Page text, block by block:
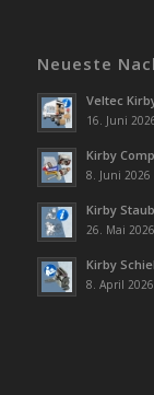
Neueste
Veltec
16. Juni
Kirby
8. Juni 2026
Kirby
26. Mai
Kirby
8. April